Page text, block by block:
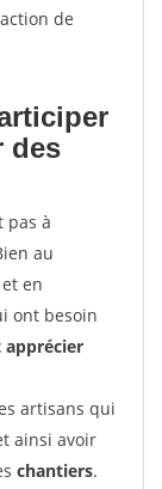
de
des
pas à
au
en
ont besoin
artisans qui
ainsi avoir
chantiers.